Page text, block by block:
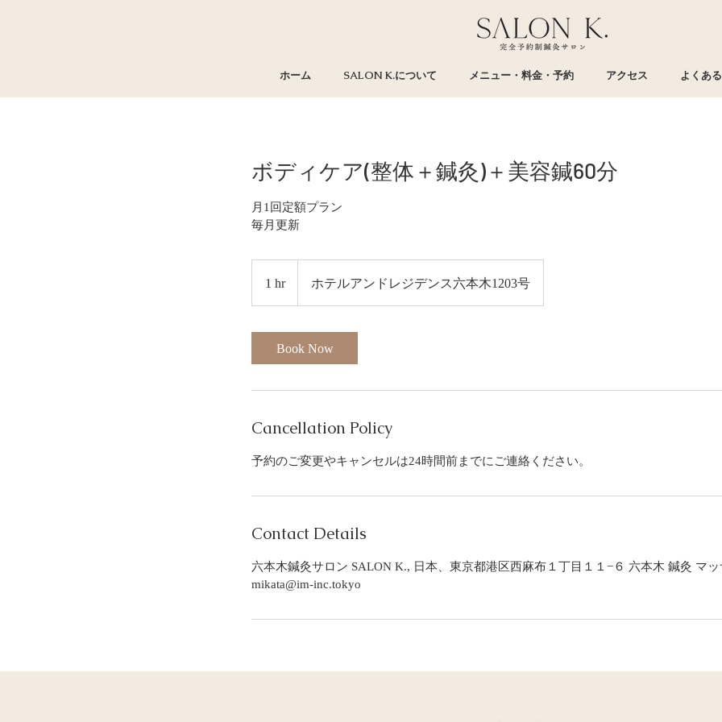
ホーム SALON K.について メニュー・料金・予約 アクセス よくあ
ボディケア(整体＋鍼灸)＋美容鍼60分
月1回定額プラン
毎月更新
1 hr1
ホテルアンドレジデンス六本木1203号
Book Now
Cancellation Policy
予約のご変更やキャンセルは24時間前までにご連絡ください。
Contact Details
六本木鍼灸サロン SALON K., 日本、東京都港区西麻布１丁目１１−６ 六本木 鍼灸 マ
mikata@im-inc.tokyo